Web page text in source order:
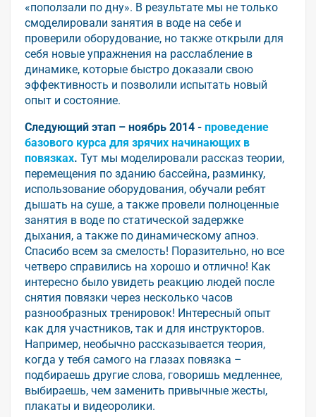
«поползали по дну». В результате мы не только
смоделировали занятия в воде на себе и
проверили оборудование, но также открыли для
себя новые упражнения на расслабление в
динамике, которые быстро доказали свою
эффективность и позволили испытать новый
опыт и состояние.
Следующий этап – ноябрь 2014 - проведение
базового курса для зрячих начинающих в
повязках. Тут мы моделировали рассказ теории,
перемещения по зданию бассейна, разминку,
использование оборудования, обучали ребят
дышать на суше, а также провели полноценные
занятия в воде по статической задержке
дыхания, а также по динамическому апноэ.
Спасибо всем за смелость! Поразительно, но все
четверо справились на хорошо и отлично! Как
интересно было увидеть реакцию людей после
снятия повязки через несколько часов
разнообразных тренировок! Интересный опыт
как для участников, так и для инструкторов.
Например, необычно рассказывается теория,
когда у тебя самого на глазах повязка –
подбираешь другие слова, говоришь медленнее,
выбираешь, чем заменить привычные жесты,
плакаты и видеоролики.